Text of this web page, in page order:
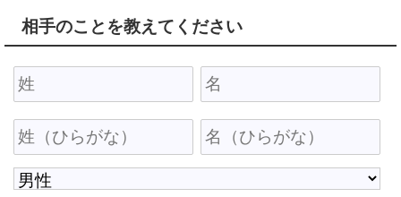
相手のことを教えてください